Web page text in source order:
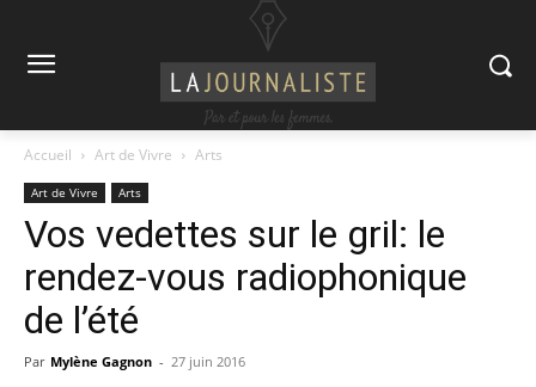
Accueil Art de Vivre Arts
Art de Vivre Arts
Vos vedettes sur le gril: le
rendez-vous radiophonique
de l’été
Par Mylène Gagnon - 27 juin 2016